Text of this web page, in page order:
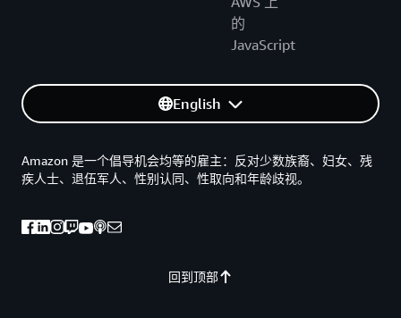
的
JavaScript
English
回到顶部
Amazon 是一个倡导机会均等的雇主：反对少数族裔、妇女、残
疾人士、退伍军人、性别认同、性取向和年龄歧视。